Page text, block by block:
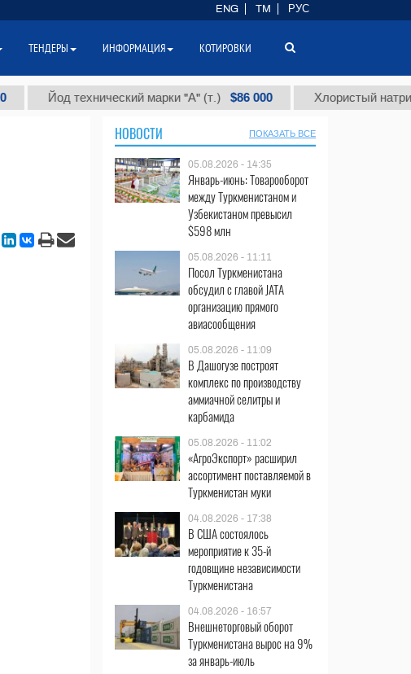
Йод технический марки "А" (т.) $86 000 Хлористый натрий
НОВОСТИ ПОКАЗАТЬ ВСЕ
05.08.2026 - 14:35
Январь-июнь: Товарооборот
между Туркменистаном и
Узбекистаном превысил
$598 млн
05.08.2026 - 11:11
Посол Туркменистана
обсудил с главой JATA
организацию прямого
авиасообщения
05.08.2026 - 11:09
В Дашогузе построят
комплекс по производству
аммиачной селитры и
карбамида
05.08.2026 - 11:02
«АгроЭкспорт» расширил
ассортимент поставляемой в
Туркменистан муки
04.08.2026 - 17:38
В США состоялось
мероприятие к 35-й
годовщине независимости
Туркменистана
04.08.2026 - 16:57
Внешнеторговый оборот
Туркменистана вырос на 9%
за январь-июль
ENG TM РУС
ТЕНДЕРЫ ИНФОРМАЦИЯ КОТИРОВКИ